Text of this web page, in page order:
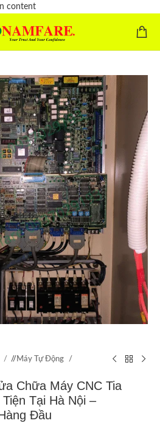
content
/ Máy Tự Động
Chữa Máy CNC Tia
Tại Hà Nội –
Đầu